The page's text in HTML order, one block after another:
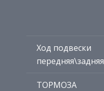
Ход подвески
передняя\задняя
ТОРМОЗА